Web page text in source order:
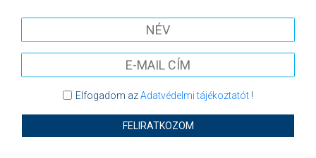
Elfogadom azAdatvédelmi tájékoztatót!
FELIRATKOZOM